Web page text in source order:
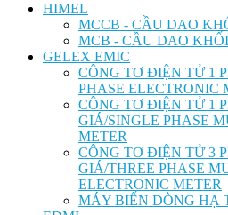
HIMEL
MCCB - CẦU DAO
MCB - CẦU DAO KHỐI
GELEX EMIC
CÔNG TƠ ĐIỆN TỬ 1
PHASE ELECTRONIC
CÔNG TƠ ĐIỆN TỬ 1
GIÁ/SINGLE PHASE
METER
CÔNG TƠ ĐIỆN TỬ 3
GIÁ/THREE PHASE
ELECTRONIC METER
MÁY BIẾN DÒNG HẠ